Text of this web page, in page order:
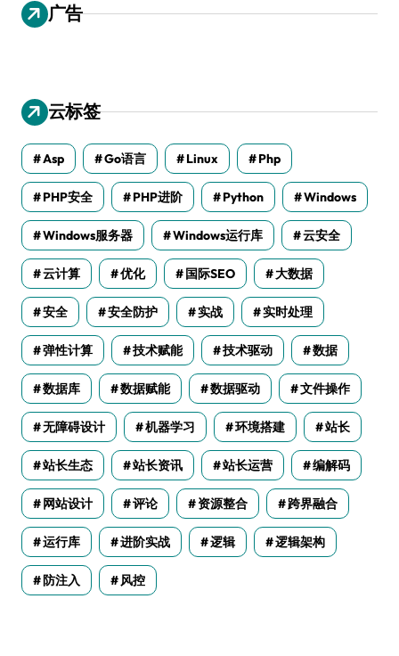
广告
云标签
Asp Go语言 Linux Php
PHP安全 PHP进阶 Python Windows
Windows服务器 Windows运行库 云安全
云计算 优化 国际SEO 大数据
安全 安全防护 实战 实时处理
弹性计算 技术赋能 技术驱动 数据
数据库 数据赋能 数据驱动 文件操作
无障碍设计 机器学习 环境搭建 站长
站长生态 站长资讯 站长运营 编解码
网站设计 评论 资源整合 跨界融合
运行库 进阶实战 逻辑 逻辑架构
防注入 风控